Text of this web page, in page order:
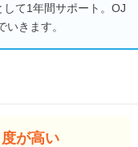
て1年間サポート。OJ
きます。
が高い